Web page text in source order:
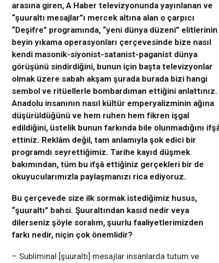
arasına giren, A Haber televizyonunda yayınlanan ve
“şuuraltı mesajlar”ı mercek altına alan o çarpıcı
“Deşifre” programında, “yeni dünya düzeni” elitlerinin
beyin yıkama operasyonları çerçevesinde bize nasıl
kendi masonik-siyonist-satanist-paganist dünya
görüşünü sindirdiğini, bunun için başta televizyonlar
olmak üzere sabah akşam şurada burada bizi hangi
sembol ve ritüellerle bombardıman ettiğini anlattınız.
Anadolu insanının nasıl kültür emperyalizminin ağına
düşürüldüğünü ve hem ruhen hem fikren işgal
edildiğini, üstelik bunun farkında bile olunmadığını
ettiniz. Reklâm değil, tam anlamıyla şok edici bir
programdı seyrettiğimiz. Tarihe kayıd düşmek
bakımından, tüm bu ifşâ ettiğiniz gerçekleri bir de
okuyucularımızla paylaşmanızı rica ediyoruz.
Bu çerçevede size ilk sormak istediğimiz husus,
“şuuraltı” bahsi. Şuuraltından kasıd nedir veya
dilerseniz şöyle soralım, şuurlu faaliyetlerimizden
farkı nedir, niçin çok önemlidir?
– Subliminal [şuuraltı] mesajlar insanlarda tutum ve